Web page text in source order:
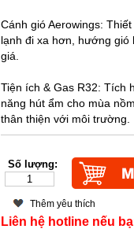
Cánh gió Aerowings:
lạnh đi xa hơn, hướng
giá.
Tiện ích & Gas R32: Tích
năng hút ẩm cho mùa
thân thiện với môi trường.
Số lượng:
Thêm yêu thích
Liên hệ hotline nếu